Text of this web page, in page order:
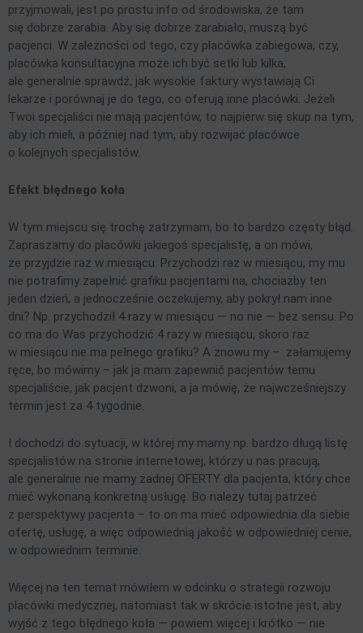
przyjmowali, jest po prostu info od środowiska, że tam
się dobrze zarabia. Aby się dobrze zarabiało, muszą być
pacjenci. W zależności od tego, czy placówka zabiegowa, czy,
placówka konsultacyjna może ich być setki lub kilka,
ale generalnie sprawdź, jak wysokie faktury wystawiają Ci
lekarze i porównaj je do tego, co oferują inne placówki. Jeżeli
Twoi specjaliści nie mają pacjentów, to najpierw się skup na tym,
aby ich mieli, a później nad tym, aby rozwijać placówce
o kolejnych specjalistów.
Efekt błędnego koła
W tym miejscu się trochę zatrzymam, bo to bardzo częsty błąd.
Zapraszamy do placówki jakiegoś specjalistę, a on mówi,
że przyjdzie raz w miesiącu. Przychodzi raz w miesiącu, my mu
nie potrafimy zapełnić grafiku pacjentami na, chociażby ten
jeden dzień, a jednocześnie oczekujemy, aby pokrył nam inne
dni? Np. przychodził 4 razy w miesiącu — no nie — bez sensu. Po
co ma do Was przychodzić 4 razy w miesiącu, skoro raz
w miesiącu nie ma pełnego grafiku? A znowu my – załamujemy
ręce, bo mówimy – jak ja mam zapewnić pacjentów temu
specjaliście, jak pacjent dzwoni, a ja mówię, że najwcześniejszy
termin jest za 4 tygodnie.
I dochodzi do sytuacji, w której my mamy np. bardzo długą listę
specjalistów na stronie internetowej, którzy u nas pracują,
ale generalnie nie mamy żadnej OFERTY dla pacjenta, który chce
mieć wykonaną konkretną usługę. Bo należy tutaj patrzeć
z perspektywy pacjenta – to on ma mieć odpowiednia dla siebie
ofertę, usługę, a więc odpowiednią jakość w odpowiedniej cenie,
w odpowiednim terminie.
Więcej na ten temat mówiłem w odcinku o strategii rozwoju
placówki medycznej, natomiast tak w skrócie istotne jest, aby
wyjść z tego błędnego koła — powiem więcej i krótko — nie